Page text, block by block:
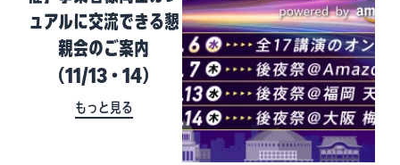
ュアルに交流できる懇
親会のご案内
（11/13・14）
もっと見る